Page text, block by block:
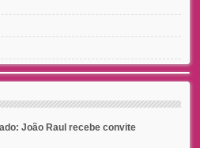
João Raul recebe convite